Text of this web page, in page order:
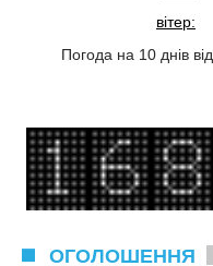
вітер:
Погода на 10 днів від
ОГОЛОШЕННЯ